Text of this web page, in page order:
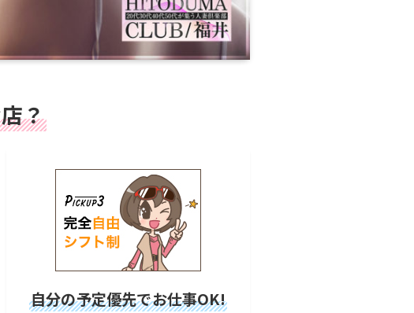
？
自分の予定優先でお仕事OK!